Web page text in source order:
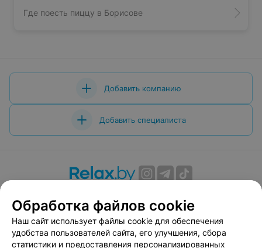
Где поесть пиццу в Борисове
Добавить компанию
Добавить специалиста
Вакансии
Публичный договор
Способы оплаты
Публичный договор по использованию сервиса
«Афиша»
Обработка файлов cookie
Наш сайт использует файлы cookie для обеспечения
удобства пользователей сайта, его улучшения, сбора
статистики и предоставления персонализированных